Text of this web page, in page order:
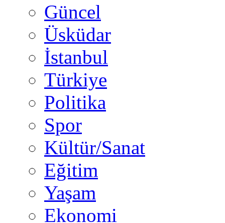
Güncel
Üsküdar
İstanbul
Türkiye
Politika
Spor
Kültür/Sanat
Eğitim
Yaşam
Ekonomi